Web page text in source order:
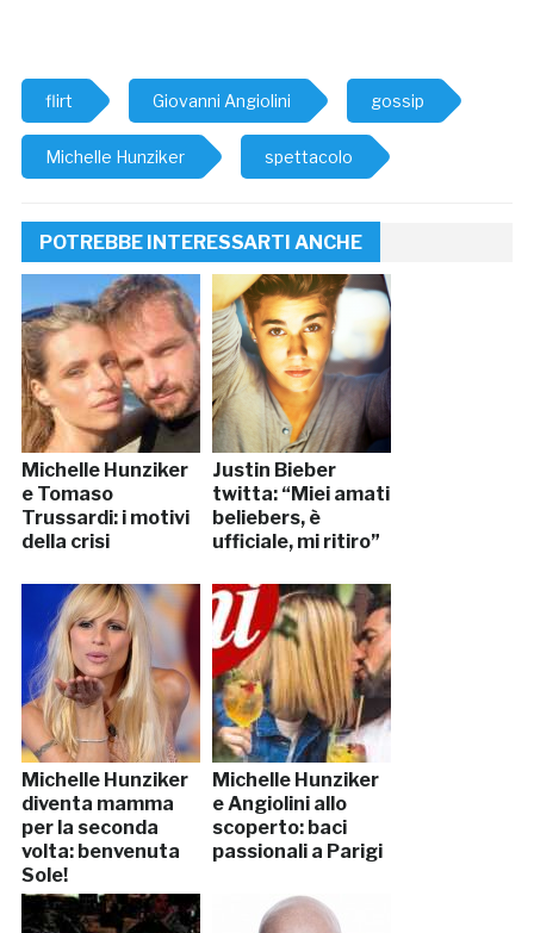
flirt Giovanni Angiolini gossip
Michelle Hunziker spettacolo
POTREBBE INTERESSARTI ANCHE
Michelle Hunziker
e Tomaso
Trussardi: i motivi
della crisi
Justin Bieber
twitta: “Miei amati
beliebers, è
ufficiale, mi ritiro”
Michelle Hunziker
diventa mamma
per la seconda
volta: benvenuta
Sole!
Michelle Hunziker
e Angiolini allo
scoperto: baci
passionali a Parigi